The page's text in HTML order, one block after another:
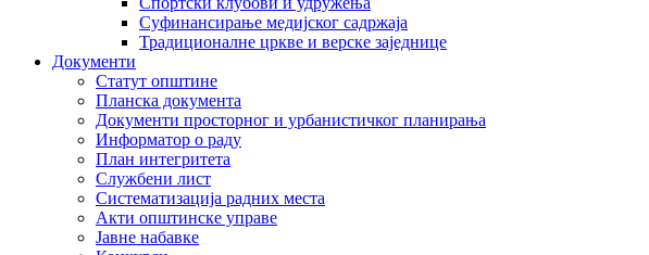
Суфинансирање медијског садржаја
Традиционалне цркве и верске заједнице
Документи
Статут општине
Планска документа
Документи просторног и урбанистичког планирања
Информатор о раду
План интегритета
Службени лист
Систематизација радних места
Акти општинске управе
Јавне набавке